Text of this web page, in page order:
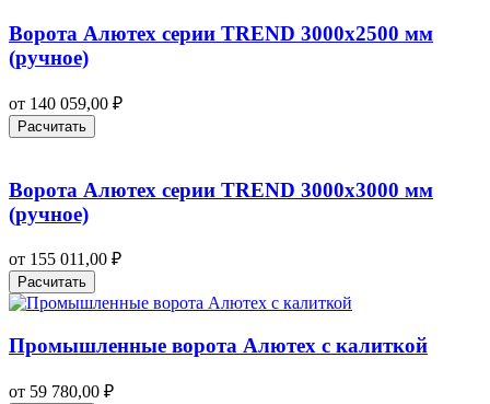
Ворота Алютех серии TREND 3000х2500 мм
(ручное)
от 140 059,00 ₽
Расчитать
Ворота Алютех серии TREND 3000х3000 мм
(ручное)
от 155 011,00 ₽
Расчитать
Промышленные ворота Алютех с калиткой
от 59 780,00 ₽